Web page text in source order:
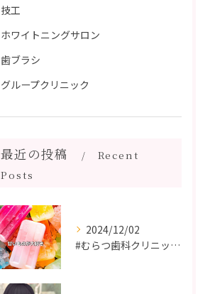
技工
ホワイトニングサロン
歯ブラシ
グループクリニック
最近の投稿
Recent
Posts
2024/12/02
#むらつ歯科クリニック #博多 #審美歯科 #短期間で治療 ...